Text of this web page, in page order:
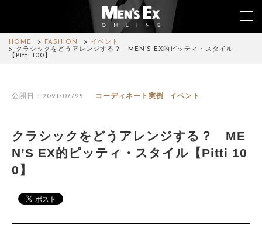
HOME FASHION
イベント
クラシックをどうアレンジする？ MEN’S EX的ピッティ・スタイル
【Pitti 100】
公開日：2021/07/25 コーディネート実例 イベント
クラシックをどうアレンジする？ ME
N’S EX的ピッティ・スタイル【Pitti 10
0】
FASHION
CAR&BIKE
COLUMN